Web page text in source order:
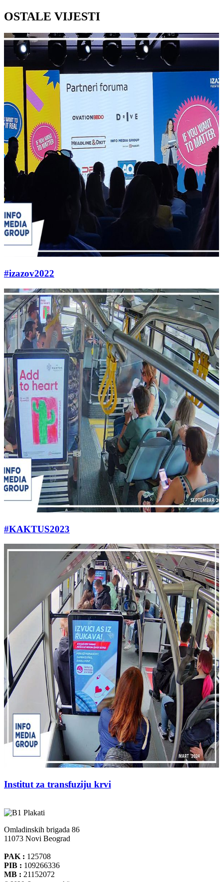
OSTALE VIJESTI
#izazov2022
#KAKTUS2023
Institut za transfuziju krvi
Omladinskih brigada 86
11073 Novi Beograd
PAK : 125708
PIB : 109266336
MB : 21152072